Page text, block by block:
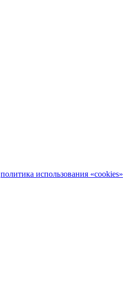
политика использования «cookies»